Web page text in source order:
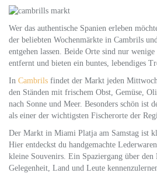
Wer das authentische Spanien erleben
der beliebten Wochenmärkte in Cambrils
entgehen lassen. Beide Orte sind nur
entfernt und bieten ein buntes, lebendiges
In Cambrils findet der Markt jeden
den Ständen mit frischem Obst, Gemüse,
nach Sonne und Meer. Besonders schön ist
als einer der wichtigsten Fischerorte der
Der Markt in Miami Platja am Samstag ist
Hier entdeckst du handgemachte
kleine Souvenirs. Ein Spaziergang über
Gelegenheit, Land und Leute